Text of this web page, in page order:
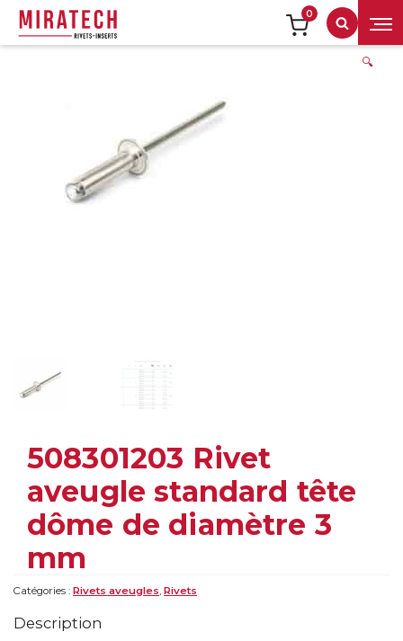
0
🔍
508301203 Rivet
aveugle standard tête
dôme de diamètre 3
mm
Catégories : Rivets aveugles, Rivets
Description